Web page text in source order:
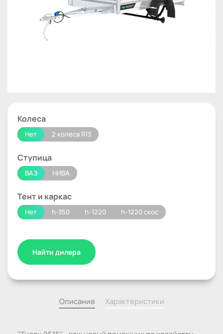
Колеса
Нет 2 колеса R13
Ступица
ВАЗ НИВА
Тент и каркас
Нет h-350 h-1220 h-1220 скос
Найти дилера
Описание Характеристики